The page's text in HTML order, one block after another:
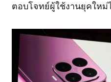
ตอบโจทย์ผู้ใช้งานยุคให